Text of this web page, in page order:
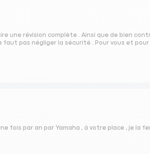
une révision complète . Ainsi que de bien
faut pas négliger la sécurité . Pour vous et
fois par an par Yamaha , à votre place , je la